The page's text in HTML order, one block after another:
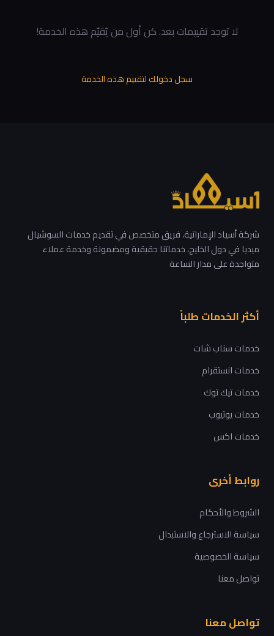
لا توجد تقييمات بعد. كن أول من يُقيّم هذه الخدمة!
سجل دخولك لتقييم هذه الخدمة
شركة أسياد الإماراتية، فريق متخصص في تقديم خدمات السوشيال
ميديا في دول الخليج، خدماتنا حقيقية ومضمونة وخدمة عملاء
متواجدة على مدار الساعة
أكثر الخدمات طلباً
خدمات سناب شات
خدمات انستقرام
خدمات تيك توك
خدمات يوتيوب
خدمات اكس
روابط أخرى
الشروط والأحكام
سياسة الاسترجاع والاستبدال
سياسة الخصوصية
تواصل معنا
تواصل معنا